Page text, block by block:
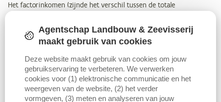
Het factorinkomen (zijnde het verschil tussen de totale
factorkosten resulteert in hetbedrijfsinkomen. Omdat enkel de
betaalde factorkosten in rekening worden gebracht, loopt de
aanduiding van het bedrijfsinkomen op de figuur doorheen de
balk van de (betaalde + aangerekende) factorkosten.
Het bedrijfsinkomen van de gespecialiseerde varkensbedrijven
bedraagt in 2024 196.800 euro per bedrijf en ligt hiermee op een
Agentschap Landbouw & Zeevisserij
maakt gebruik van cookies
Deze website maakt gebruik van cookies om jouw
gebruikservaring te verbeteren. We verwerken
cookies voor (1) elektronische communicatie en het
weergeven van de website, (2) het verder
vormgeven, (3) meten en analyseren van jouw